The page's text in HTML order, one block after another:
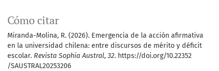
Cómo citar
Miranda-Molina, R. (2026). Emergencia de la acción afirmativa
en la universidad chilena: entre discursos de mérito y déficit
escolar. Revista Sophia Austral, 32. https://doi.org/10.22352
/SAUSTRAL20253206